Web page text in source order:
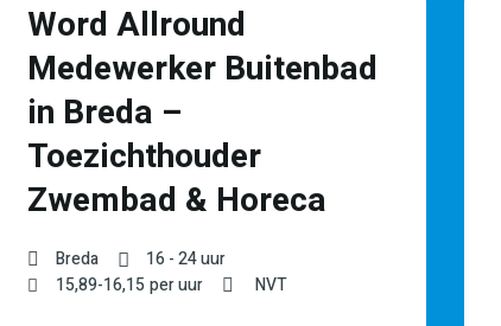
Word Allround
Medewerker Buitenbad
in Breda –
Toezichthouder
Zwembad & Horeca
Breda
16 - 24 uur
15,89-16,15per uur NVT